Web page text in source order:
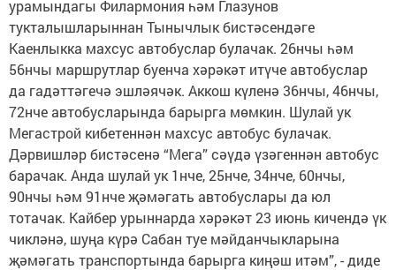
урамындагы Филармония һәм Глазунов
тукталышларыннан Тынычлык бистәсендәге
Каенлыкка махсус автобуслар булачак. 26нчы һәм
56нчы маршрутлар буенча хәрәкәт итүче автобуслар
да гадәттәгечә эшләячәк. Аккош күленә 36нчы, 46нчы,
72нче автобусларында барырга мөмкин. Шулай ук
Мегастрой кибетеннән махсус автобус булачак.
Дәрвишләр бистәсенә “Мега” сәүдә үзәгеннән автобус
барачак. Анда шулай ук 1нче, 25нче, 34нче, 60нчы,
90нчы һәм 91нче җәмәгать автобуслары да юл
тотачак. Кайбер урыннарда хәрәкәт 23 июнь кичендә үк
чикләнә, шуңа күрә Сабан туе мәйданчыкларына
җәмәгать транспортында барырга киңәш итәм”, - диде